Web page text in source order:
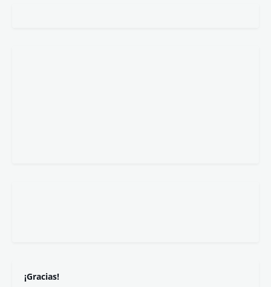
¡Gracias!